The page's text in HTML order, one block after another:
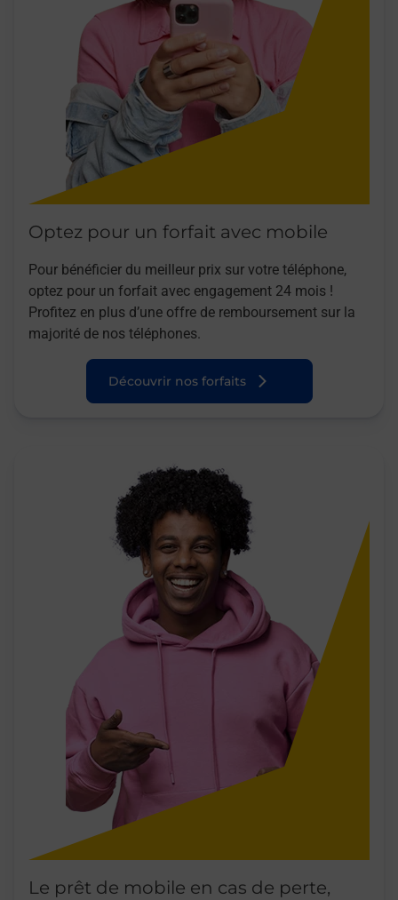
Optez pour un forfait avec mobile
Pour bénéficier du meilleur prix sur votre téléphone,
optez pour un forfait avec engagement 24 mois !
Profitez en plus d’une offre de remboursement sur la
majorité de nos téléphones.
Découvrir nos forfaits
Le prêt de mobile en cas de perte,